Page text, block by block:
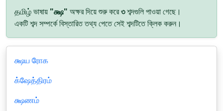
தமிழ் ভাষায় "க்ஷ" অক্ষর দিয়ে শুরু করে৩শব্দগুলি পাওয়া গেছে।
একটি শব্দ সম্পর্কে বিস্তারিত তথ্য পেতে সেই শব্দটিতে ক্লিক করুন।
க்ஷய ரோக
க்ஷேத்திரம்
க்ஷணம்